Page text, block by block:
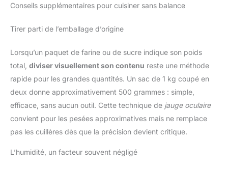
Conseils supplémentaires pour cuisiner sans balance
Tirer parti de l’emballage d’origine
Lorsqu’un paquet de farine ou de sucre indique son poids
total, diviser visuellement son contenu reste une méthode
rapide pour les grandes quantités. Un sac de 1 kg coupé en
deux donne approximativement 500 grammes : simple,
efficace, sans aucun outil. Cette technique de jauge oculaire
convient pour les pesées approximatives mais ne remplace
pas les cuillères dès que la précision devient critique.
L’humidité, un facteur souvent négligé